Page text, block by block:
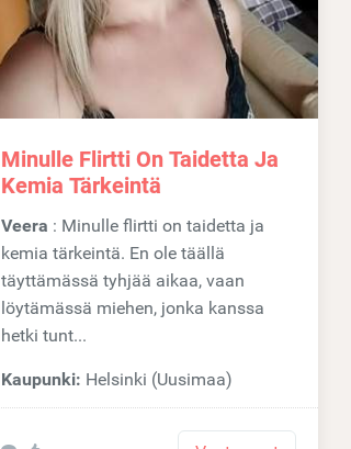
Minulle Flirtti On Taidetta Ja
Kemia Tärkeintä
Veera : Minulle flirtti on taidetta ja
kemia tärkeintä. En ole täällä
täyttämässä tyhjää aikaa, vaan
löytämässä miehen, jonka kanssa
hetki tunt...
Kaupunki: Helsinki (Uusimaa)